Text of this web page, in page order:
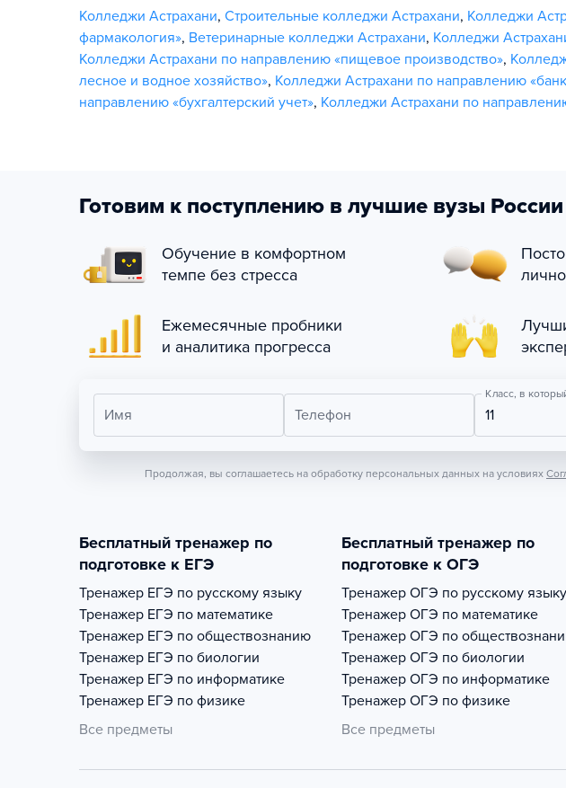
Колледжи Астрахани, Строительные колледжи Астрахани, Колледжи
фармакология», Ветеринарные колледжи Астрахани, Колледжи
Колледжи Астрахани по направлению «пищевое производство»,
лесное и водное хозяйство», Колледжи Астрахани по направлению
направлению «бухгалтерский учет», Колледжи Астрахани по
Готовим к поступлению в лучшие вузы России
Обучение в комфортном
темпе без стресса
Ежемесячные пробники
и аналитика прогресса
Имя Телефон
Класс, в
11
Продолжая, вы соглашаетесь на обработку персональных данных на условиях
Бесплатный тренажер по
подготовке к ЕГЭ
Тренажер ЕГЭ по русскому языку
Тренажер ЕГЭ по математике
Тренажер ЕГЭ по обществознанию
Тренажер ЕГЭ по биологии
Тренажер ЕГЭ по информатике
Тренажер ЕГЭ по физике
Все предметы
Бесплатный тренажер по
подготовке к ОГЭ
Тренажер ОГЭ по русскому языку
Тренажер ОГЭ по математике
Тренажер ОГЭ по
Тренажер ОГЭ по биологии
Тренажер ОГЭ по информатике
Тренажер ОГЭ по физике
Все предметы